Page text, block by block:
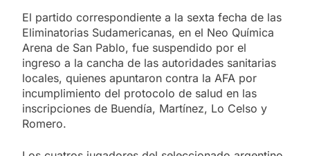
El partido correspondiente a la sexta fecha de las
Eliminatorias Sudamericanas, en el Neo Química
Arena de San Pablo, fue suspendido por el
ingreso a la cancha de las autoridades sanitarias
locales, quienes apuntaron contra la AFA por
incumplimiento del protocolo de salud en las
inscripciones de Buendía, Martínez, Lo Celso y
Romero.